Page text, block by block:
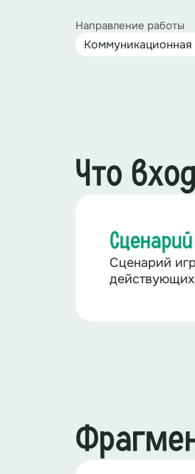
Направление работы
Коммуникационная
Что
Сценарий
Сценарий